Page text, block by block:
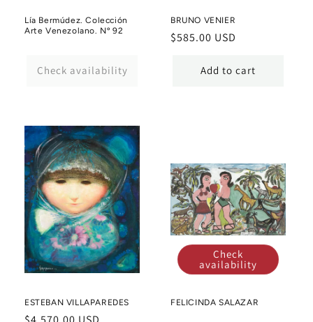
Lía Bermúdez. Colección
Arte Venezolano. Nº 92
Check availability
BRUNO VENIER
Regular
$585.00 USD
Add to cart
ESTEBAN VILLAPAREDES
Check
availability
FELICINDA SALAZAR